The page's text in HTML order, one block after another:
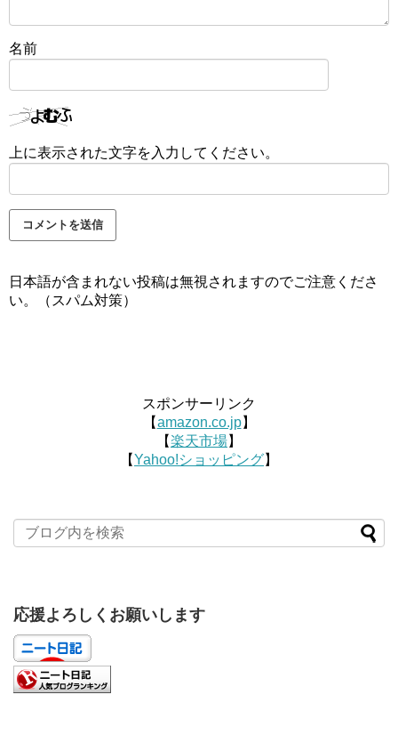
名前
上に表示された文字を入力してください。
日本語が含まれない投稿は無視されますのでご注意くださ
い。（スパム対策）
スポンサーリンク
【amazon.co.jp】
【楽天市場】
【Yahoo!ショッピング】
応援よろしくお願いします